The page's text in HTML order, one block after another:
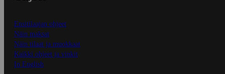
Ensitilaajan ohjeet
Näin maksat
Näin tilaat ja muokkaat
Kaikki ohjeet ja vinkit
In English